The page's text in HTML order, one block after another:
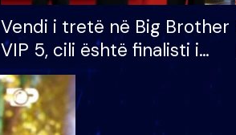
Vendi i tretë në Big Brother
VIP 5, cili është finalisti i
radhës që lë shtëpinë